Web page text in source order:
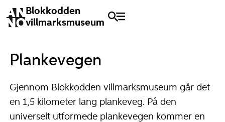
Blokkodden
villmarksmuseum
Plankevegen
Gjennom Blokkodden villmarksmuseum går det
en 1,5 kilometer lang plankeveg. På den
universelt utformede plankevegen kommer en